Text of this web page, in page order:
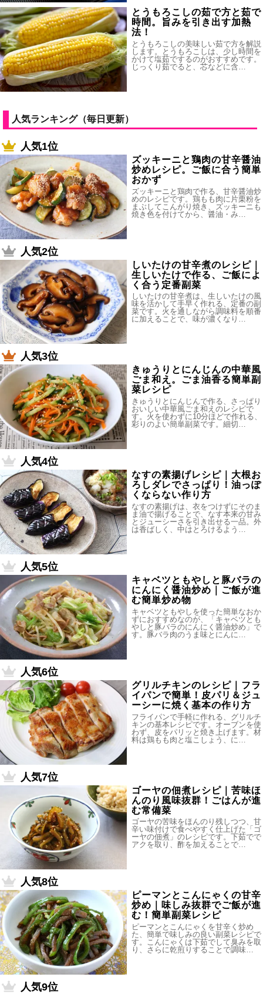
とうもろこしの茹で方と茹で
時間。旨みを引き出す加熱
法！
とうもろこしの美味しい茹で方を解説
します。とうもろこしは、少し時間を
かけて塩茹でするのがおすすめです。
じっくり茹でると、芯などに含…
人気ランキング（毎日更新）
人気1位
ズッキーニと鶏肉の甘辛醤油
炒めレシピ。ご飯に合う簡単
おかず
ズッキーニと鶏肉で作る、甘辛醤油炒
めのレシピです。鶏もも肉に片栗粉を
まぶしてこんがり焼き、ズッキーニも
焼き色を付けてから、醤油・み…
人気2位
しいたけの甘辛煮のレシピ｜
生しいたけで作る、ご飯によ
く合う定番副菜
しいたけの甘辛煮は、生しいたけの風
味を活かして手早く作れる、定番の副
菜です。火を通しながら調味料を順番
に加えることで、味が濃くなり…
人気3位
きゅうりとにんじんの中華風
ごま和え。ごま油香る簡単副
菜レシピ
きゅうりとにんじんで作る、さっぱり
おいしい中華風ごま和えのレシピで
す。火を使わずに10分ほどで作れる、
彩りのよい簡単副菜です。細切…
人気4位
なすの素揚げレシピ｜大根お
ろしダレでさっぱり！油っぽ
くならない作り方
なすの素揚げは、衣をつけずにそのま
ま油で揚げることで、なす本来の甘み
とジューシーさを引き出せる一品。外
は香ばしく、中はとろけるよう…
人気5位
キャベツともやしと豚バラの
にんにく醤油炒め｜ご飯が進
む簡単炒め物
キャベツともやしを使った簡単なおか
ずにおすすめなのが、「キャベツとも
やしと豚バラのにんにく醤油炒め」で
す。豚バラ肉のうま味とにんに…
人気6位
グリルチキンのレシピ｜フラ
イパンで簡単！皮パリ＆ジュ
ーシーに焼く基本の作り方
フライパンで手軽に作れる、グリルチ
キンの基本レシピです。オーブンを使
わず、皮をパリッと焼き上げます。材
料は鶏もも肉と塩こしょう、に…
人気7位
ゴーヤの佃煮レシピ｜苦味ほ
んのり風味抜群！ごはんが進
む常備菜
ゴーヤの苦味をほんのり残しつつ、甘
辛い味付けで食べやすく仕上げた「ゴ
ーヤの佃煮」のレシピです。下茹でで
アクを取り、酢を加えることで…
人気8位
ピーマンとこんにゃくの甘辛
炒め｜味しみ抜群でご飯が進
む！簡単副菜レシピ
ピーマンとこんにゃくを甘辛く炒め
た、簡単で味しみの良い副菜レシピで
す。こんにゃくは下茹でして臭みを取
り、さらに乾煎りすることで調味…
人気9位